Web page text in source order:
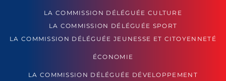
LA COMMISSION DÉLÉGUÉE CULTURE
LA COMMISSION DÉLÉGUÉE SPORT
LA COMMISSION DÉLÉGUÉE JEUNESSE ET CITOYENNETÉ
ÉCONOMIE
LA COMMISSION DÉLÉGUÉE DÉVELOPPEMENT